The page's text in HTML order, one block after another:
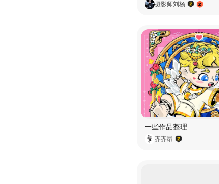
摄影师刘杨
一些作品整理
齐齐昂